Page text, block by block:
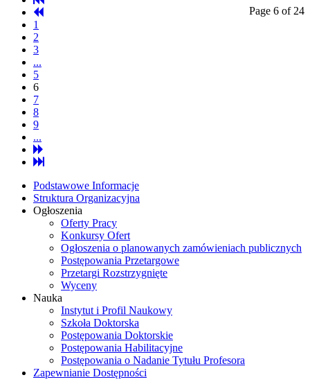
Page 6 of 24
1
2
3
...
5
6
7
8
9
...
Podstawowe Informacje
Struktura Organizacyjna
Ogłoszenia
Oferty Pracy
Konkursy Ofert
Ogłoszenia o planowanych zamówieniach publicznych
Postępowania Przetargowe
Przetargi Rozstrzygnięte
Wyceny
Nauka
Instytut i Profil Naukowy
Szkoła Doktorska
Postępowania Doktorskie
Postępowania Habilitacyjne
Postępowania o Nadanie Tytułu Profesora
Zapewnianie Dostępności